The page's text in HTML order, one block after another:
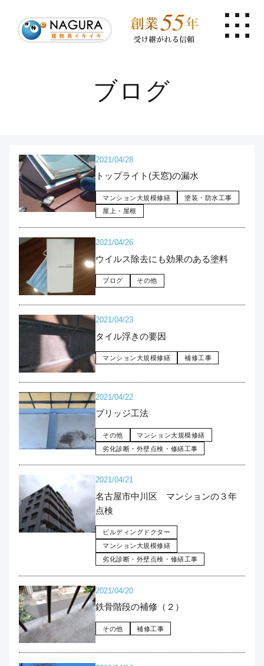
ブログ
2021/04/28
トップライト(天窓)の漏水
マンション大規模修繕
塗装・防水工事
屋上・屋根
2021/04/26
ウイルス除去にも効果のある塗料
ブログ その他
2021/04/23
タイル浮きの要因
マンション大規模修繕 補修工事
2021/04/22
ブリッジ工法
その他
マンション大規模修繕
劣化診断・外壁点検・修繕工事
2021/04/21
名古屋市中川区 マンションの３年
点検
ビルディングドクター
マンション大規模修繕
劣化診断・外壁点検・修繕工事
2021/04/20
鉄骨階段の補修（２）
その他 補修工事